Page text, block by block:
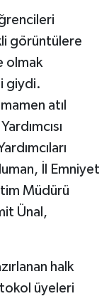
görüntülere
olmak
giydi.
atıl
İl Emniyet
Müdürü
Ünal,
halk
üyeleri